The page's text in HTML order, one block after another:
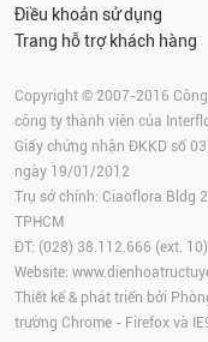
Điều khoản sử dụng
Trang hỗ trợ khách hàng
Copyright © 2007-2016
công ty thành viên của
Giấy chứng nhận ĐKKD số
ngày 19/01/2012
Trụ sở chính: Ciaoflora Bldg
TPHCM
ĐT: (028) 38.112.666 (ext.
Website:
Thiết kế & phát triển bởi
trường Chrome - Firefox và